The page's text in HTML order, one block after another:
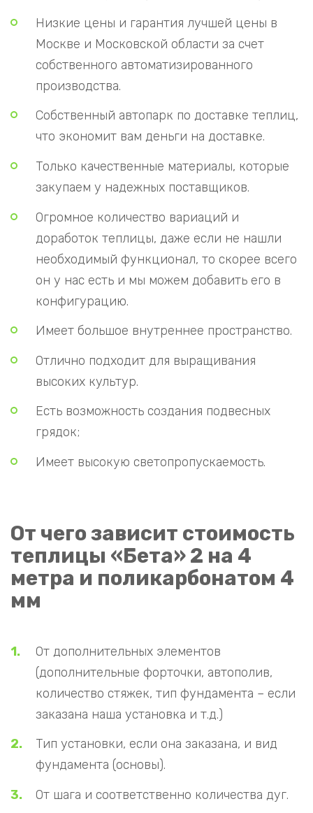
Низкие цены и гарантия лучшей цены в
Москве и Московской области за счет
собственного автоматизированного
производства.
Собственный автопарк по доставке теплиц,
что экономит вам деньги на доставке.
Только качественные материалы, которые
закупаем у надежных поставщиков.
Огромное количество вариаций и
доработок теплицы, даже если не нашли
необходимый функционал, то скорее всего
он у нас есть и мы можем добавить его в
конфигурацию.
Имеет большое внутреннее пространство.
Отлично подходит для выращивания
высоких культур.
Есть возможность создания подвесных
грядок;
Имеет высокую светопропускаемость.
От чего зависит стоимость
теплицы «Бета» 2 на 4
метра и поликарбонатом 4
мм
От дополнительных элементов
(дополнительные форточки, автополив,
количество стяжек, тип фундамента – если
заказана наша установка и т.д.)
Тип установки, если она заказана, и вид
фундамента (основы).
От шага и соответственно количества дуг.